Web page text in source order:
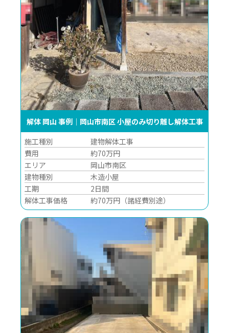
解体 岡山 事例｜岡山市南区 小屋のみ切り離し解体工事
施工種別
建物解体工事
費用
約70万円
エリア
岡山市南区
建物種別
木造小屋
工期
2日間
解体工事価格
約70万円（諸経費別途）